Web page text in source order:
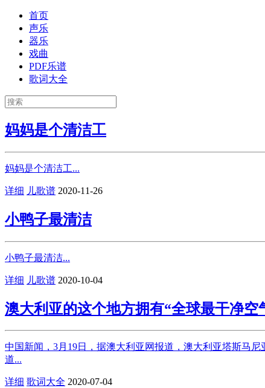
首页
声乐
器乐
戏曲
PDF乐谱
歌词大全
妈妈是个清洁工
妈妈是个清洁工...
详细 儿歌谱 2020-11-26
小鸭子最清洁
小鸭子最清洁...
详细 儿歌谱 2020-10-04
澳大利亚的这个地方拥有“全球最干净空
中国新闻，3月19日，据澳大利亚网报道，澳大利亚塔斯马
道...
详细 歌词大全 2020-07-04